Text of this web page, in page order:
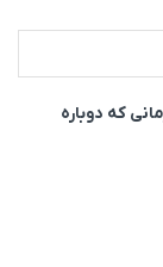
که دوباره